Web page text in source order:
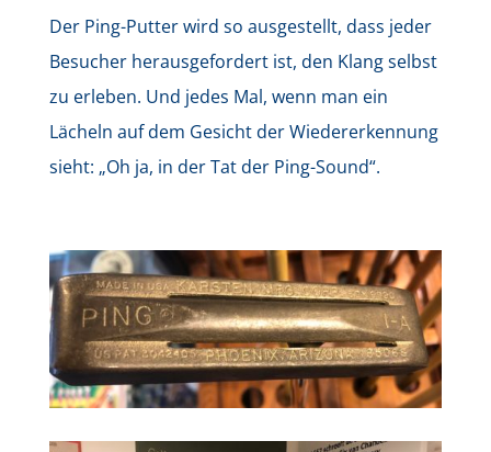
Der Ping-Putter wird so ausgestellt, dass jeder
Besucher herausgefordert ist, den Klang selbst
zu erleben. Und jedes Mal, wenn man ein
Lächeln auf dem Gesicht der Wiedererkennung
sieht: „Oh ja, in der Tat der Ping-Sound“.